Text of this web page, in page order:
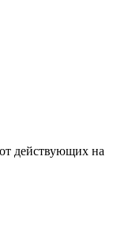
действующих на